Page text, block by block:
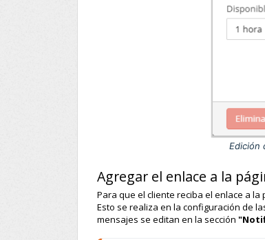
Edición
Agregar el enlace a la
Para que el cliente reciba el enlace a
Esto se realiza en la configuración de
mensajes se editan en la sección